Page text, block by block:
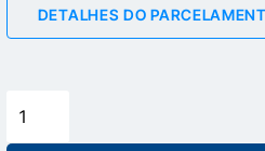
DETALHES DO